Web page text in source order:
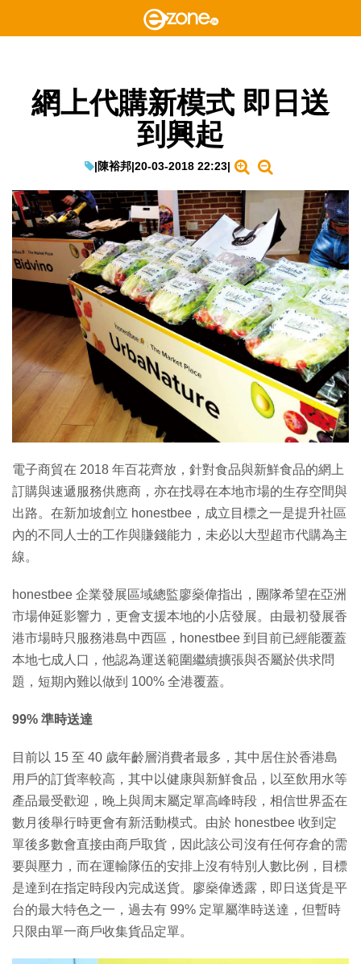
網上代購新模式 即日送
到興起
|陳裕邦|20-03-2018 22:23|
電子商貿在 2018 年百花齊放，針對食品與新鮮食品的網上
訂購與速遞服務供應商，亦在找尋在本地市場的生存空間與
出路。在新加坡創立 honestbee，成立目標之一是提升社區
內的不同人士的工作與賺錢能力，未必以大型超市代購為主
線。
honestbee 企業發展區域總監廖燊偉指出，團隊希望在亞洲
市場伸延影響力，更會支援本地的小店發展。由最初發展香
港市場時只服務港島中西區，honestbee 到目前已經能覆蓋
本地七成人口，他認為運送範圍繼續擴張與否屬於供求問
題，短期內難以做到 100% 全港覆蓋。
99% 準時送達
目前以 15 至 40 歲年齡層消費者最多，其中居住於香港島
用戶的訂貨率較高，其中以健康與新鮮食品，以至飲用水等
產品最受歡迎，晚上與周末屬定單高峰時段，相信世界盃在
數月後舉行時更會有新活動模式。由於 honestbee 收到定
單後多數會直接由商戶取貨，因此該公司沒有任何存倉的需
要與壓力，而在運輸隊伍的安排上沒有特別人數比例，目標
是達到在指定時段內完成送貨。廖燊偉透露，即日送貨是平
台的最大特色之一，過去有 99% 定單屬準時送達，但暫時
只限由單一商戶收集貨品定單。